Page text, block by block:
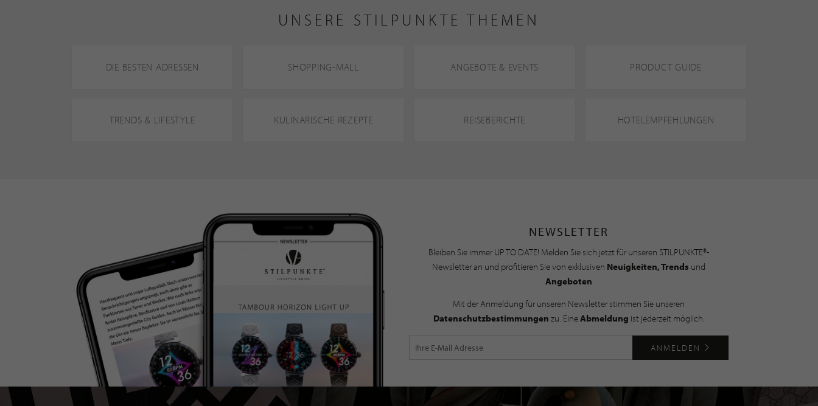
UNSERE STILPUNKTE THEMEN
DIE BESTEN ADRESSEN SHOPPING-MALL ANGEBOTE & EVENTS PRODUCT GUIDE
TRENDS & LIFESTYLE KULINARISCHE REZEPTE REISEBERICHTE HOTELEMPFEHLUNGEN
NEWSLETTER
Bleiben Sie immer UP TO DATE! Melden Sie sich jetzt für unseren STILPUNKTE®-
Newsletter an und profitieren Sie von exklusiven Neuigkeiten, Trends und
Angeboten
Mit der Anmeldung für unseren Newsletter stimmen Sie unseren
Datenschutzbestimmungen zu. EineAbmeldung ist jederzeit möglich.
ANMELDEN